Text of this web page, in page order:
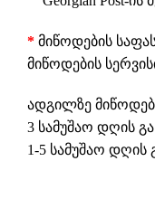
* მიწოდების
მიწოდების
ადგილზე
3 სამუშაო დღის
1-5 სამუშაო დღის